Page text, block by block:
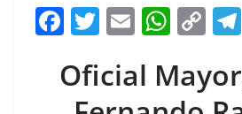
F
c
e
T
itt
er
E
ai
l
W
at
s
C
p
y
Oficial